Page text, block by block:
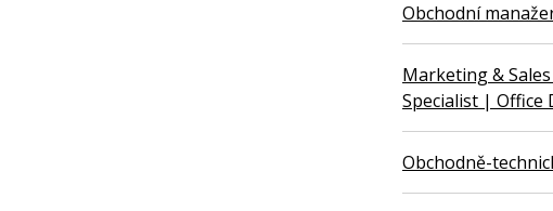
Obchodní
Marketing &
Specialist | Office
Obchodně-